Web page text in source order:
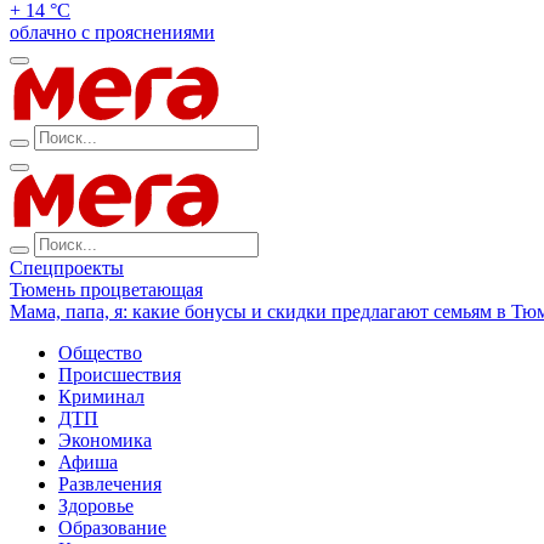
+ 14 °С
облачно с прояснениями
Спецпроекты
Тюмень процветающая
Мама, папа, я: какие бонусы и скидки предлагают семьям в
Общество
Происшествия
Криминал
ДТП
Экономика
Афиша
Развлечения
Здоровье
Образование